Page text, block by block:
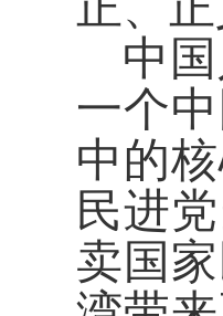
中
一个
中的
民进
卖国